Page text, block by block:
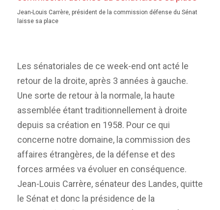
Jean-Louis Carrère, président de la commission défense du Sénat
laisse sa place
Les sénatoriales de ce week-end ont acté le
retour de la droite, après 3 années à gauche.
Une sorte de retour à la normale, la haute
assemblée étant traditionnellement à droite
depuis sa création en 1958. Pour ce qui
concerne notre domaine, la commission des
affaires étrangères, de la défense et des
forces armées va évoluer en conséquence.
Jean-Louis Carrère, sénateur des Landes, quitte
le Sénat et donc la présidence de la